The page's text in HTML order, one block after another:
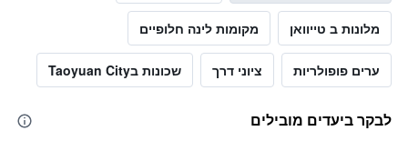
מלונות ב טייוואן מקומות לינה חלופיים
ערים פופולריות ציוני דרך שכונות בTaoyuan City
לבקר ביעדים מובילים